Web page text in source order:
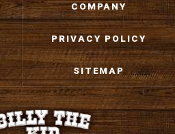
COMPANY
PRIVACY POLICY
SITEMAP